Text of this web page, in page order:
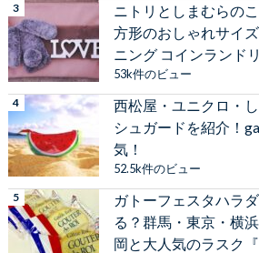
ニトリとしまむらの
方形のおしゃれサイ
ニング コインランド
53k件のビュー
西松屋・ユニクロ・
シュガードを紹介！
気！
52.5k件のビュー
ガトーフェスタハラ
る？群馬・東京・横
岡と大人気のラスク